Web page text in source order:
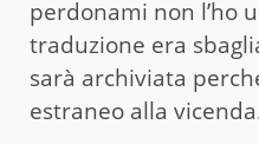
perdonami non l’ho
traduzione era
sarà archiviata
estraneo alla